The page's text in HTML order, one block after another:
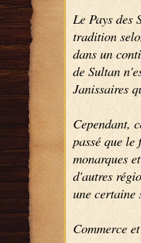
Le Pays des
tradition
dans un
de Sultan
Janissaires
Cependant,
passé que le
monarques
d'autres
une certaine
Commerce